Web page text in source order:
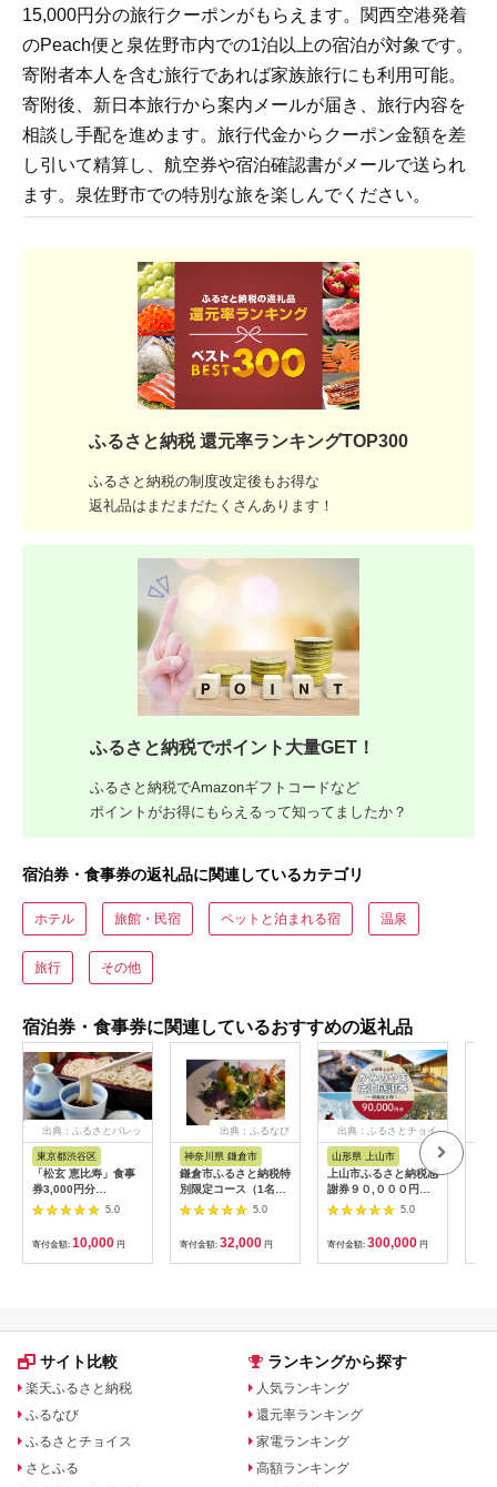
15,000円分の旅行クーポンがもらえます。関西空港発着
のPeach便と泉佐野市内での1泊以上の宿泊が対象です。
寄附者本人を含む旅行であれば家族旅行にも利用可能。
寄附後、新日本旅行から案内メールが届き、旅行内容を
相談し手配を進めます。旅行代金からクーポン金額を差
し引いて精算し、航空券や宿泊確認書がメールで送られ
ます。泉佐野市での特別な旅を楽しんでください。
ふるさと納税 還元率ランキングTOP300
ふるさと納税の制度改定後もお得な
返礼品はまだまだたくさんあります！
ふるさと納税でポイント大量GET！
ふるさと納税でAmazonギフトコードなど
ポイントがお得にもらえるって知ってましたか？
宿泊券・食事券の返礼品に関連しているカテゴリ
ホテル 旅館・民宿 ペットと泊まれる宿 温泉
旅行 その他
宿泊券・食事券に関連しているおすすめの返礼品
出典：ふるさとパレッ
東京都渋谷区
「松玄 恵比寿」食事
券3,000円分
【098004】 チケット
お食事券 和食 十割蕎
麦 旬食材 コース料理
鍋 ランチ 会食 デート
利用券 ギフト プレゼ
5.0
寄付金額: 10,000 円
出典：ふるなび
神奈川県 鎌倉市
鎌倉市ふるさと納税特
別限定コース（1名様
分）～MOKICHI
KAMAKURAの特別全
7品～ | 食事券 コース
料理 全7品 人気 おす
すめ 和洋折衷 記念日
5.0
寄付金額: 32,000 円
出典：ふるさとチョイ
山形県 上山市
上山市ふるさと納税感
謝券９０,０００円
分 0023-22085.0
寄付金額: 300,000 円
サイト比較
楽天ふるさと納税
ふるなび
ふるさとチョイス
さとふる
ランキングから探す
人気ランキング
還元率ランキング
家電ランキング
高額ランキング